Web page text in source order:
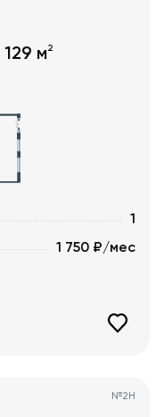
129 м2
1
1 750 ₽/мес
№2Н